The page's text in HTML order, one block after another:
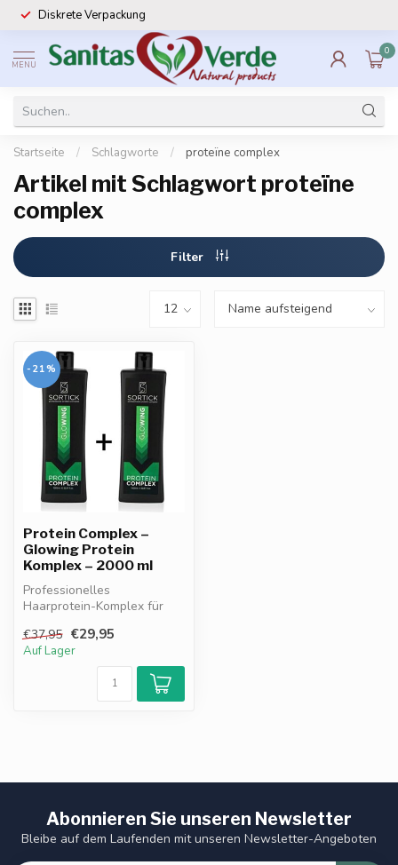
Diskrete Verpackung
MENU
0
Startseite / Schlagworte / proteïne complex
Artikel mit Schlagwort proteïne
complex
Filter
-21%
Protein Complex –
Glowing Protein
Komplex – 2000 ml
Professionelles
Haarprotein-Komplex für
Haar. Stärkt...
€37,95 €29,95
Auf Lager
Abonnieren Sie unseren Newsletter
Bleibe auf dem Laufenden mit unseren Newsletter-Angeboten